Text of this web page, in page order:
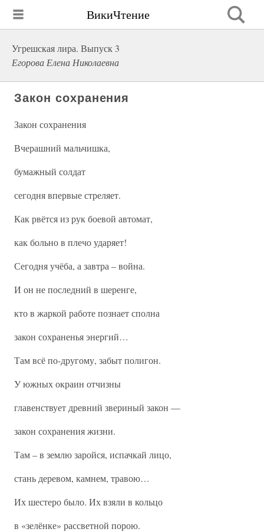
ВикиЧтение
Угрешская лира. Выпуск 3
Егорова Елена Николаевна
Закон сохранения
Закон сохранения
Вчерашний мальчишка,
бумажный солдат
сегодня впервые стреляет.
Как рвётся из рук боевой автомат,
как больно в плечо ударяет!
Сегодня учёба, а завтра – война.
И он не последний в шеренге,
кто в жаркой работе познает сполна
закон сохраненья энергий…
Там всё по-другому, забыт полигон.
У южных окраин отчизны
главенствует древний звериный закон —
закон сохранения жизни.
Там – в землю заройся, испачкай лицо,
стань деревом, камнем, травою…
Их шестеро было. Их взяли в кольцо
в «зелёнке» рассветной порою.